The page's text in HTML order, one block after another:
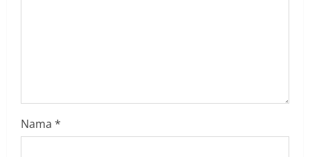
g
Nama *